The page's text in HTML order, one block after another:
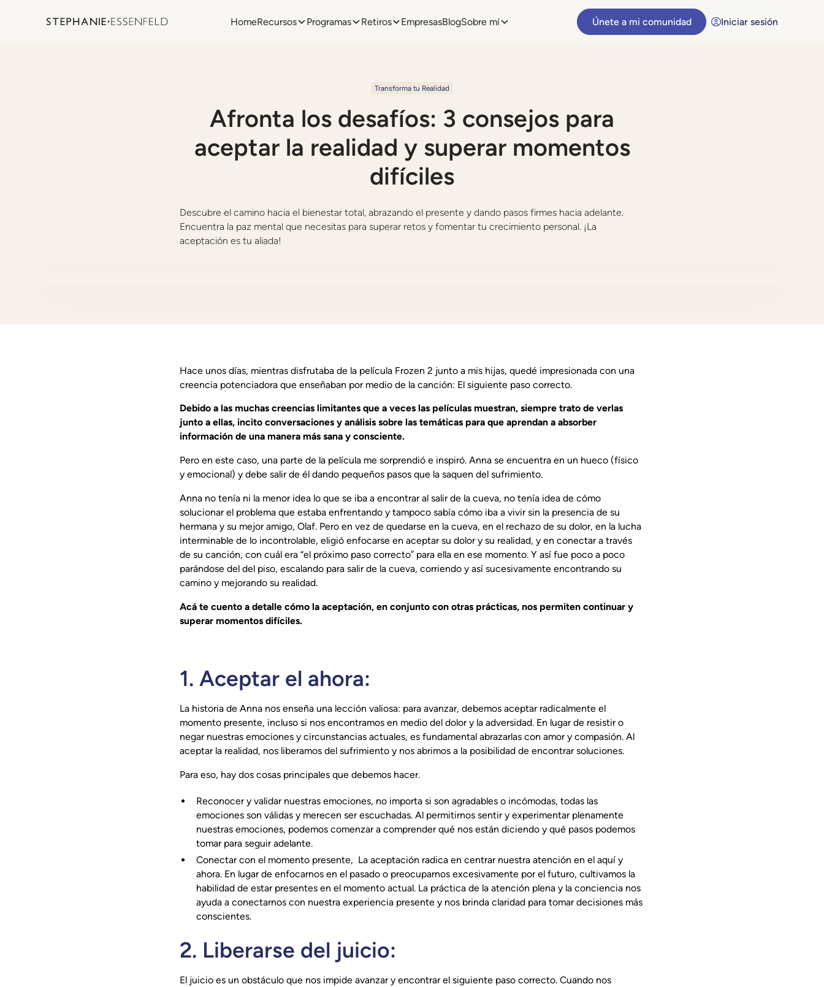
HomeRecursos Programas Retiros EmpresasBlogSobre mí Únete a mi comunidad Iniciar sesión
Transforma tu Realidad
Afronta los desafíos: 3 consejos para
aceptar la realidad y superar momentos
difíciles
Descubre el camino hacia el bienestar total, abrazando el presente y dando pasos firmes hacia adelante.
Encuentra la paz mental que necesitas para superar retos y fomentar tu crecimiento personal. ¡La
aceptación es tu aliada!
Hace unos días, mientras disfrutaba de la película Frozen 2 junto a mis hijas, quedé impresionada con una
creencia potenciadora que enseñaban por medio de la canción: El siguiente paso correcto.
Debido a las muchas creencias limitantes que a veces las películas muestran, siempre trato de verlas
junto a ellas, incito conversaciones y análisis sobre las temáticas para que aprendan a absorber
información de una manera más sana y consciente.
Pero en este caso, una parte de la película me sorprendió e inspiró. Anna se encuentra en un hueco (físico
y emocional) y debe salir de él dando pequeños pasos que la saquen del sufrimiento.
Anna no tenía ni la menor idea lo que se iba a encontrar al salir de la cueva, no tenía idea de cómo
solucionar el problema que estaba enfrentando y tampoco sabía cómo iba a vivir sin la presencia de su
hermana y su mejor amigo, Olaf. Pero en vez de quedarse en la cueva, en el rechazo de su dolor, en la lucha
interminable de lo incontrolable, eligió enfocarse en aceptar su dolor y su realidad, y en conectar a través
de su canción, con cuál era “el próximo paso correcto” para ella en ese momento. Y así fue poco a poco
parándose del del piso, escalando para salir de la cueva, corriendo y así sucesivamente encontrando su
camino y mejorando su realidad.
Acá te cuento a detalle cómo la aceptación, en conjunto con otras prácticas, nos permiten continuar y
superar momentos difíciles.
1. Aceptar el ahora:
La historia de Anna nos enseña una lección valiosa: para avanzar, debemos aceptar radicalmente el
momento presente, incluso si nos encontramos en medio del dolor y la adversidad. En lugar de resistir o
negar nuestras emociones y circunstancias actuales, es fundamental abrazarlas con amor y compasión. Al
aceptar la realidad, nos liberamos del sufrimiento y nos abrimos a la posibilidad de encontrar soluciones.
Para eso, hay dos cosas principales que debemos hacer.
Reconocer y validar nuestras emociones, no importa si son agradables o incómodas, todas las
emociones son válidas y merecen ser escuchadas. Al permitirnos sentir y experimentar plenamente
nuestras emociones, podemos comenzar a comprender qué nos están diciendo y qué pasos podemos
tomar para seguir adelante.‍
Conectar con el momento presente, La aceptación radica en centrar nuestra atención en el aquí y
ahora. En lugar de enfocarnos en el pasado o preocuparnos excesivamente por el futuro, cultivamos la
habilidad de estar presentes en el momento actual. La práctica de la atención plena y la conciencia nos
ayuda a conectarnos con nuestra experiencia presente y nos brinda claridad para tomar decisiones más
conscientes.
2. Liberarse del juicio:
El juicio es un obstáculo que nos impide avanzar y encontrar el siguiente paso correcto. Cuando nos